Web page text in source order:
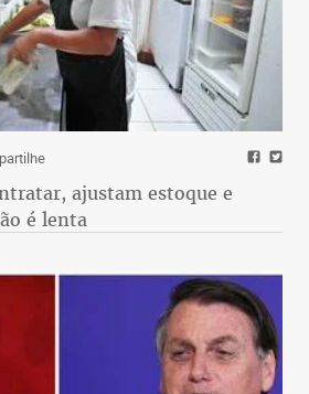
ajustam estoque e
é lenta